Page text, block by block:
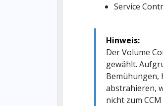
Service
Hinweis:
Der Volume
gewählt.
Bemühungen,
abstrahieren,
nicht zum